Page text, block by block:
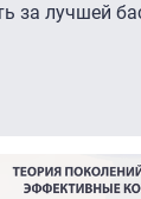
за лучшей